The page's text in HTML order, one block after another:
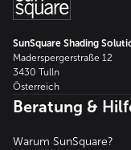
SunSquare Shading
Maderspergerstraße 12
3430 Tulln
Österreich
Beratung &
Warum SunSquare?